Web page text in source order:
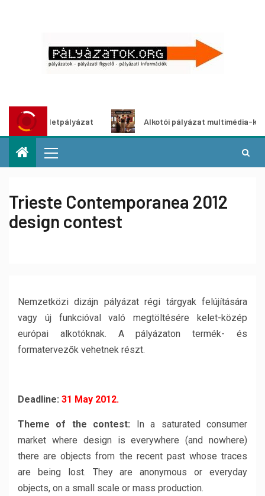
ötletpályázat Alkotói pályázat multimédia-kiállításhoz
Trieste Contemporanea 2012
design contest
Nemzetközi dizájn pályázat régi tárgyak felújítására
vagy új funkcióval való megtöltésére kelet-közép
európai alkotóknak. A pályázaton termék- és
formatervezők vehetnek részt.
Deadline: 31 May 2012.
Theme of the contest: In a saturated consumer
market where design is everywhere (and nowhere)
there are objects from the recent past whose traces
are being lost. They are anonymous or everyday
objects, on a small scale or mass production.